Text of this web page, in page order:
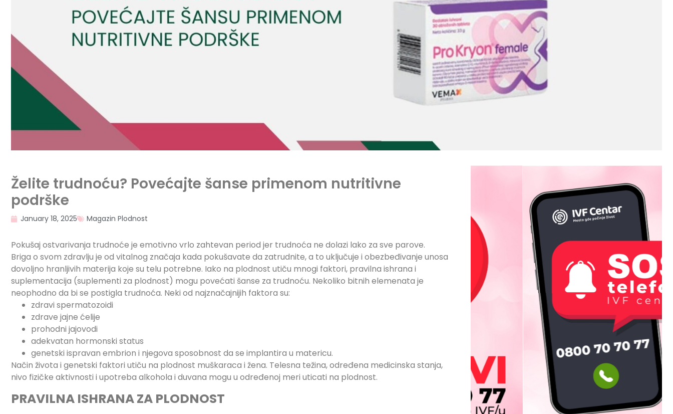
Želite trudnoću? Povećajte šanse primenom nutritivne
podrške
January 18, 2025 Magazin Plodnost
Pokušaj ostvarivanja trudnoće je emotivno vrlo zahtevan period jer trudnoća ne dolazi lako za sve parove.
Briga o svom zdravlju je od vitalnog značaja kada pokušavate da zatrudnite, a to uključuje i obezbeđivanje unosa
dovoljno hranljivih materija koje su telu potrebne. Iako na plodnost utiču mnogi faktori, pravilna ishrana i
suplementacija (suplementi za plodnost) mogu povećati šanse za trudnoću. Nekoliko bitnih elemenata je
neophodno da bi se postigla trudnoća. Neki od najznačajnijih faktora su:
zdravi spermatozoidi
zdrave jajne ćelije
prohodni jajovodi
adekvatan hormonski status
genetski ispravan embrion i njegova sposobnost da se implantira u matericu.
Način života i genetski faktori utiču na plodnost muškaraca i žena. Telesna težina, određena medicinska stanja,
nivo fizičke aktivnosti i upotreba alkohola i duvana mogu u određenoj meri uticati na plodnost.
PRAVILNA ISHRANA ZA PLODNOST